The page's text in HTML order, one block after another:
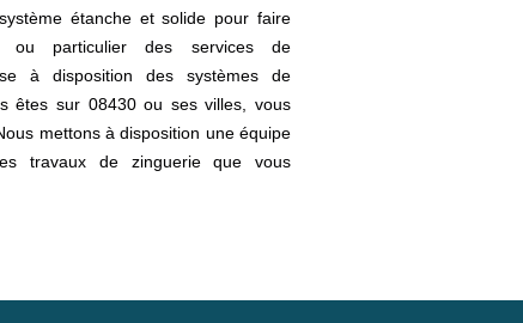
étanche et solide pour faire
ou particulier des services de
à disposition des systèmes de
êtes sur 08430 ou ses villes, vous
mettons à disposition une équipe
travaux de zinguerie que vous